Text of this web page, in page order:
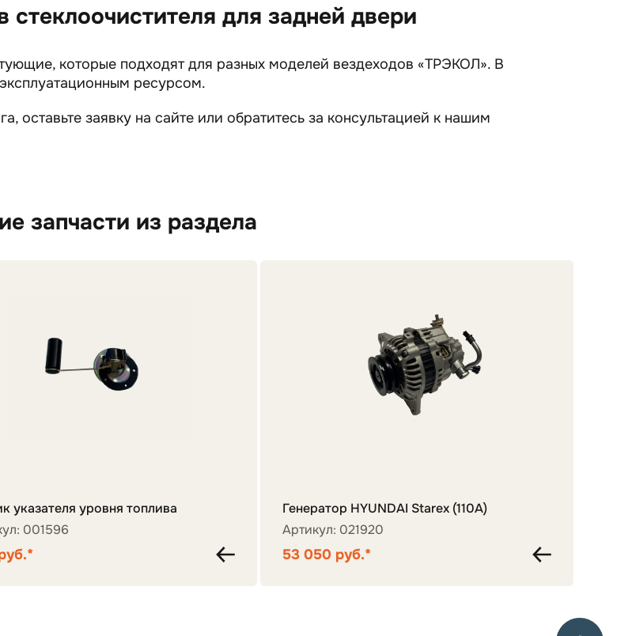
для задней двери
которые подходят для разных моделей вездеходов «ТРЭКОЛ». В
ресурсом.
оставьте заявку на сайте или обратитесь за консультацией к нашим
запчасти из раздела
указателя уровня топлива
001596
Генератор HYUNDAI Starex (110А)
Артикул: 021920
53 050 руб.*